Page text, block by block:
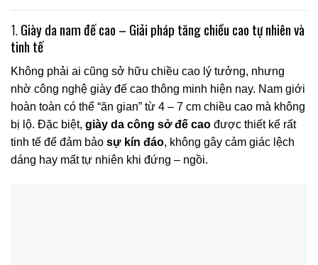
1.Giày da nam đế cao – Giải pháp tăng chiều cao tự nhiên và
tinh tế
Không phải ai cũng sở hữu chiều cao lý tưởng, nhưng
nhờ công nghệ giày đế cao thông minh hiện nay. Nam giới
hoàn toàn có thể “ăn gian” từ 4 – 7 cm chiều cao mà không
bị lộ. Đặc biệt, giày da công sở đế cao được thiết kế rất
tinh tế để đảm bảo sự kín đáo, không gây cảm giác lệch
dáng hay mất tự nhiên khi đứng – ngồi.